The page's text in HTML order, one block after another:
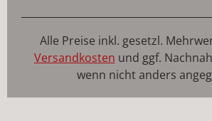
Alle Preise inkl. gesetzl.
Versandkosten und ggf.
wenn nicht anders